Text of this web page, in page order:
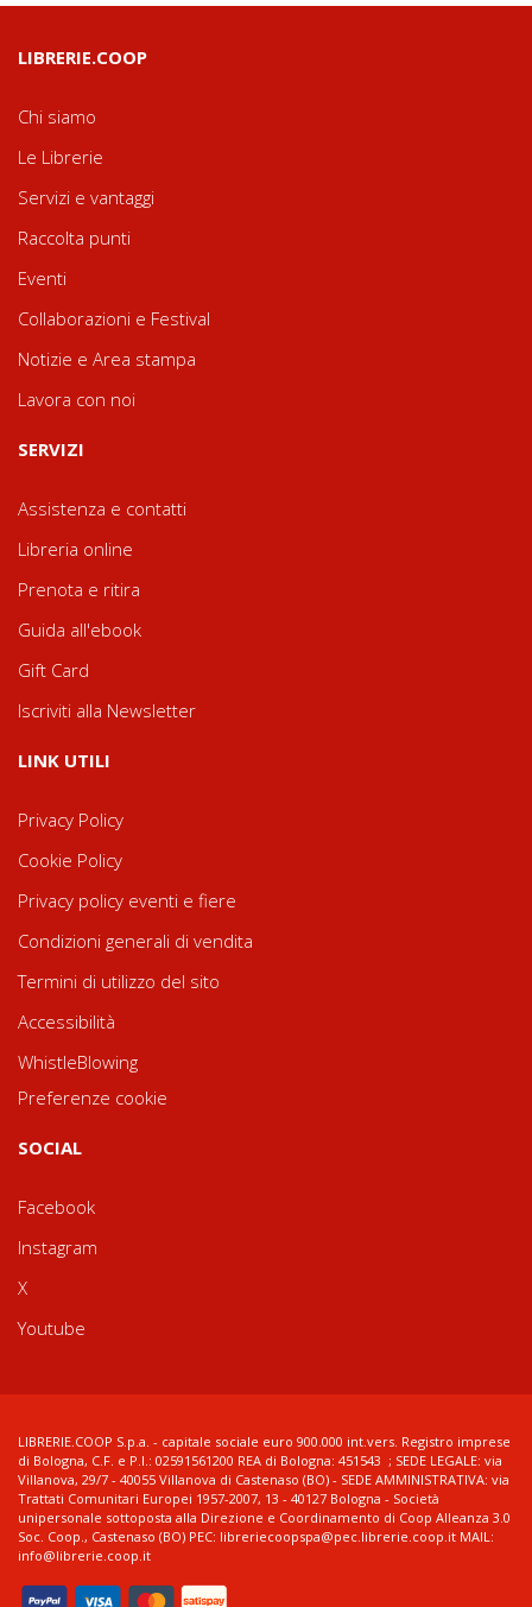
LIBRERIE.COOP
Chi siamo
Le Librerie
Servizi e vantaggi
Raccolta punti
Eventi
Collaborazioni e Festival
Notizie e Area stampa
Lavora con noi
SERVIZI
Assistenza e contatti
Libreria online
Prenota e ritira
Guida all'ebook
Gift Card
Iscriviti alla Newsletter
LINK UTILI
Privacy Policy
Cookie Policy
Privacy policy eventi e fiere
Condizioni generali di vendita
Termini di utilizzo del sito
Accessibilità
WhistleBlowing
Preferenze cookie
SOCIAL
Facebook
Instagram
X
Youtube
LIBRERIE.COOP S.p.a. - capitale sociale euro 900.000 int.vers. Registro imprese
di Bologna, C.F. e P.I.: 02591561200 REA di Bologna: 451543 ; SEDE LEGALE: via
Villanova, 29/7 - 40055 Villanova di Castenaso (BO) - SEDE AMMINISTRATIVA: via
Trattati Comunitari Europei 1957-2007, 13 - 40127 Bologna - Società
unipersonale sottoposta alla Direzione e Coordinamento di Coop Alleanza 3.0
Soc. Coop., Castenaso (BO) PEC: libreriecoopspa@pec.librerie.coop.it MAIL:
info@librerie.coop.it